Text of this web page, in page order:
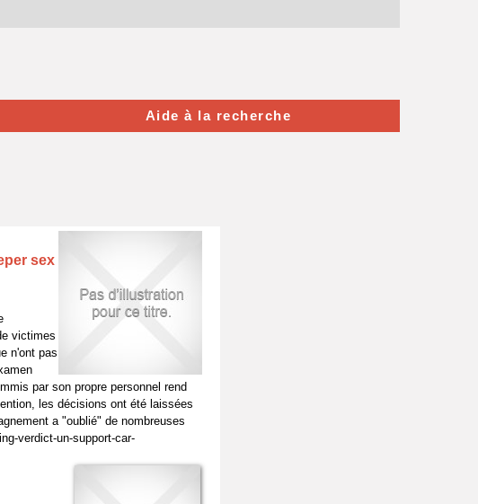
sex
victimes
n'ont pas
par son propre personnel rend
les décisions ont été laissées
a "oublié" de nombreuses
verdict-un-support-car-
Aide à la recherche